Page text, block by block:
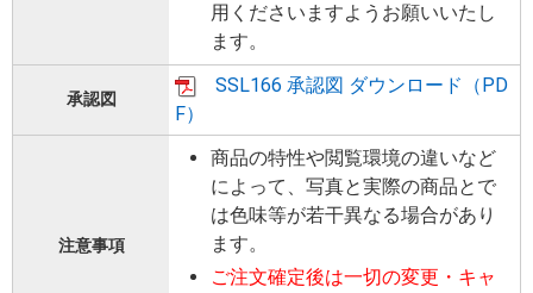
用くださいますようお願いいたし
ます。
承認図
SSL166 承認図 ダウンロード（PD
F）
注意事項
商品の特性や閲覧環境の違いなど
によって、写真と実際の商品とで
は色味等が若干異なる場合があり
ます。
ご注文確定後は一切の変更・キャ